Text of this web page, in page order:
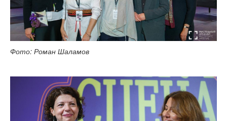
Фото: Роман Шаламов